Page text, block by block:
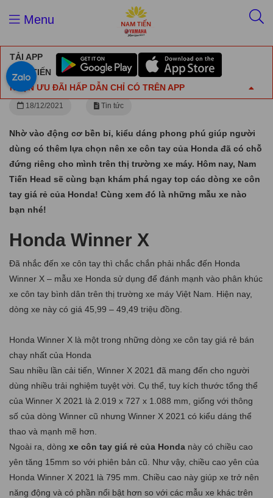
Menu
TẢI APP
NAM TIẾN
NHẬN ƯU ĐÃI HẤP DẪN CHỈ CÓ TRÊN APP
Khám phá ngay top 3 xe côn tay giá rẻ của Honda hot nhất!
Khám phá ngay top 3 xe côn tay giá rẻ của
Honda hot nhất!
18/12/2021 Tin tức
Nhờ vào động cơ bền bỉ, kiểu dáng phong phú giúp người
dùng có thêm lựa chọn nên xe côn tay của Honda đã có chỗ
đứng riêng cho mình trên thị trường xe máy. Hôm nay, Nam
Tiến Head sẽ cùng bạn khám phá ngay top các dòng xe côn
tay giá rẻ của Honda! Cùng xem đó là những mẫu xe nào
bạn nhé!
Honda Winner X
Đã nhắc đến xe côn tay thì chắc chắn phải nhắc đến Honda
Winner X – mẫu xe Honda sử dụng để đánh mạnh vào phân khúc
xe côn tay bình dân trên thị trường xe máy Việt Nam. Hiện nay,
dòng xe này có giá 45,99 – 49,49 triệu đồng.
Honda Winner X là một trong những dòng xe côn tay giá rẻ bán
chạy nhất của Honda
Sau nhiều lần cải tiến, Winner X 2021 đã mang đến cho người
dùng nhiều trải nghiệm tuyệt vời. Cụ thể, tuy kích thước tổng thể
của Winner X 2021 là 2.019 x 727 x 1.088 mm, giống với thông
số của dòng Winner cũ nhưng Winner X 2021 có kiểu dáng thể
thao và mạnh mẽ hơn.
Ngoài ra, dòng xe côn tay giá rẻ của Honda này có chiều cao
yên tăng 15mm so với phiên bản cũ. Như vậy, chiều cao yên của
Honda Winner X 2021 là 795 mm. Chiều cao này giúp xe trở nên
năng động và có phần nổi bật hơn so với các mẫu xe khác trên